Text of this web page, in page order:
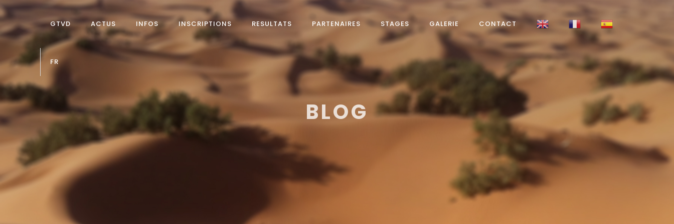
GTVD ACTUS INFOS INSCRIPTIONS RESULTATS PARTENAIRES STAGES GALERIE CONTACT
FR
BLOG